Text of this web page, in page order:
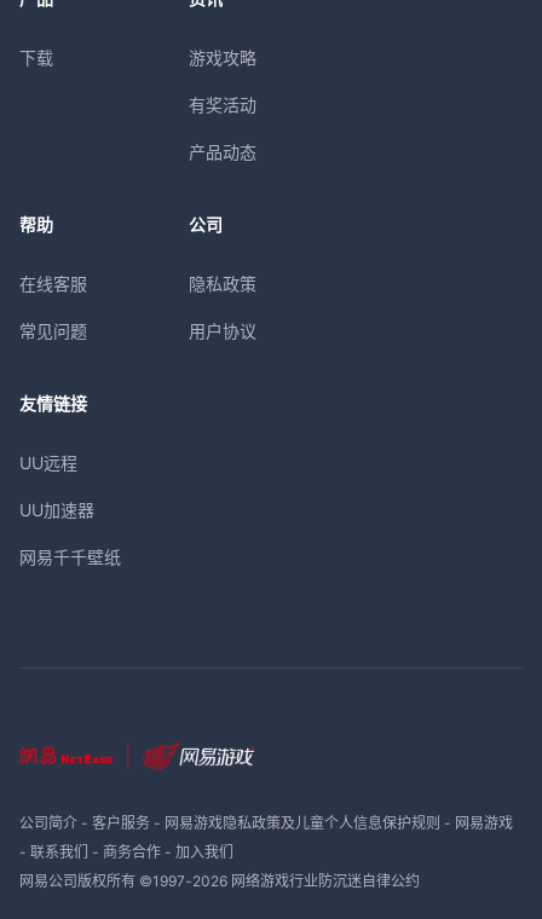
下载 游戏攻略
有奖活动
产品动态
帮助
在线客服
常见问题
公司
隐私政策
用户协议
友情链接
UU远程
UU加速器
网易千千壁纸
公司简介- 客户服务- 网易游戏隐私政策及儿童个人信息保护规则 - 网易游戏
- 联系我们 - 商务合作- 加入我们
网易公司版权所有 ©1997-2026 网络游戏行业防沉迷自律公约